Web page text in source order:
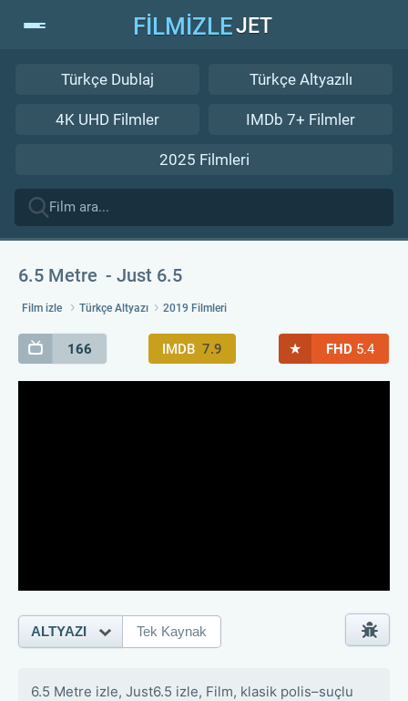
FİLMİZLEJET
Türkçe Dublaj Türkçe Altyazılı
4K UHD Filmler IMDb 7+ Filmler
2025 Filmleri
6.5 Metre Just 6.5
Film izle Türkçe Altyazı 2019 Filmleri
166 IMDB 7.9 ★ FHD 5.4
6.5 Metre izle, Just6.5 izle, Film, klasik polis–suçlu
ALTYAZI Tek Kaynak